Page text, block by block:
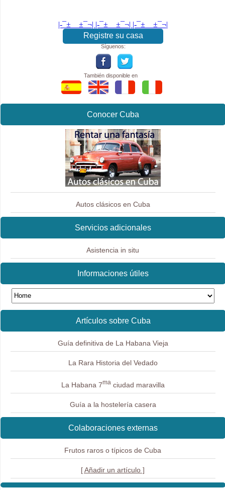
|-¯±­__­±¯¬| |-¯±­__­±¯¬| |-¯±­__­±¯¬|
Registre su casa
Síguenos:
También disponible en
Conocer Cuba
Autos clásicos en Cuba
Servicios adicionales
Asistencia in situ
Informaciones útiles
Artículos sobre Cuba
Guía definitiva de La Habana Vieja
La Rara Historia del Vedado
La Habana 7maciudad maravilla
Guía a la hostelería casera
Colaboraciones externas
Frutos raros o típicos de Cuba
[ Añadir un artículo ]